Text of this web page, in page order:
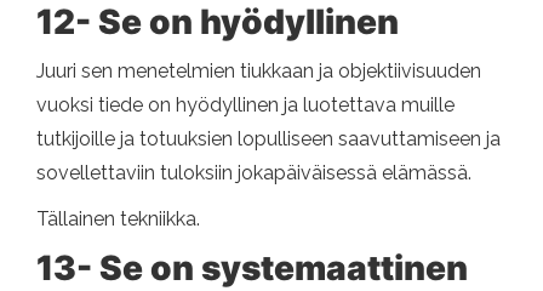
12- Se on hyödyllinen
Juuri sen menetelmien tiukkaan ja objektiivisuuden
vuoksi tiede on hyödyllinen ja luotettava muille
tutkijoille ja totuuksien lopulliseen saavuttamiseen ja
sovellettaviin tuloksiin jokapäiväisessä elämässä.
Tällainen tekniikka.
13- Se on systemaattinen